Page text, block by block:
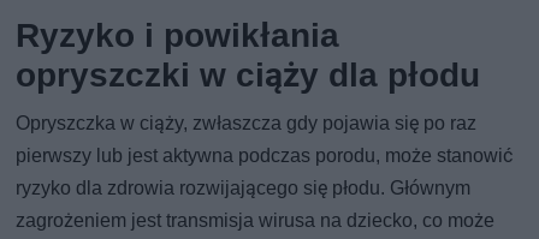
Ryzyko i powikłania
opryszczki w ciąży dla płodu
Opryszczka w ciąży, zwłaszcza gdy pojawia się po raz
pierwszy lub jest aktywna podczas porodu, może stanowić
ryzyko dla zdrowia rozwijającego się płodu. Głównym
zagrożeniem jest transmisja wirusa na dziecko, co może